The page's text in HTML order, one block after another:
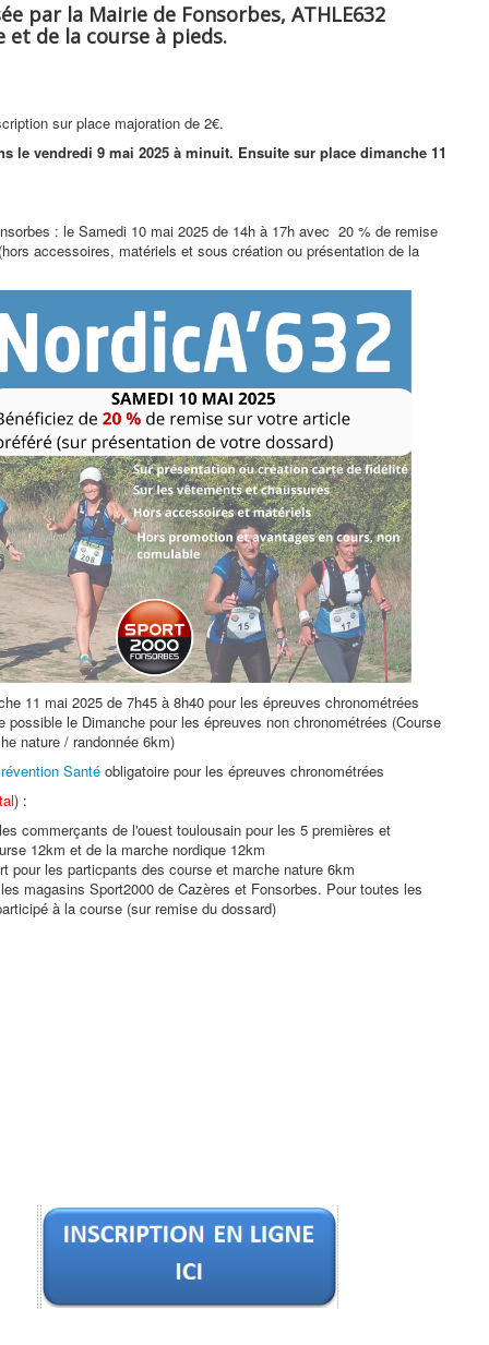
par la Mairie de Fonsorbes, ATHLE632
de la course à pieds.
sur place majoration de 2€.
le vendredi 9 mai 2025 à minuit. Ensuite sur place dimanche 11
: le Samedi 10 mai 2025 de 14h à 17h avec 20 % de remise
accessoires, matériels et sous création ou présentation de la
11 mai 2025 de 7h45 à 8h40 pour les épreuves chronométrées
possible le Dimanche pour les épreuves non chronométrées (Course
nature / randonnée 6km)
Santéobligatoire pour les épreuves chronométrées
) :
commerçants de l'ouest toulousain pour les 5 premières et
12km et de la marche nordique 12km
pour les particpants des course et marche nature 6km
magasins Sport2000 de Cazères et Fonsorbes. Pour toutes les
à la course (sur remise du dossard)